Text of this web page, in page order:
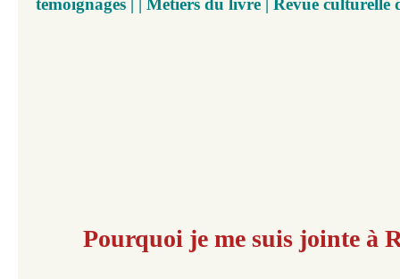
témoignages | | Métiers du livre | Revue culturelle
Pourquoi je me suis jointe à